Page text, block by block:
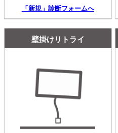
「新規」診断フォームへ
壁掛けリトライ